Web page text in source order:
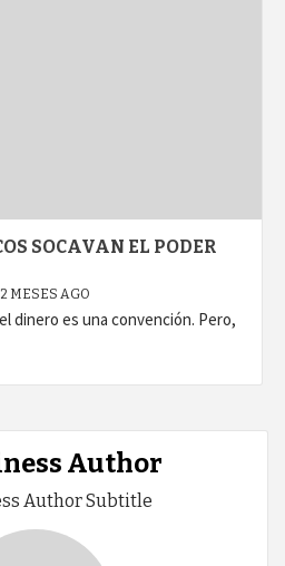
SOCAVAN EL PODER
2 MESES AGO
dinero es una convención. Pero,
Author
Author Subtitle